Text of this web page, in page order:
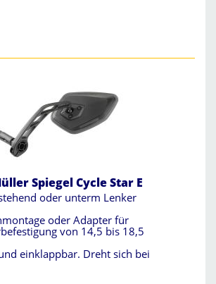
Spiegel Cycle Star E
oder unterm Lenker
oder Adapter für
von 14,5 bis 18,5
einklappbar. Dreht sich bei